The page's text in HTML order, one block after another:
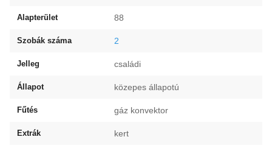
Alapterület 88
Szobák száma 2
Jelleg családi
Állapot közepes állapotú
Fűtés gáz konvektor
Extrák kert